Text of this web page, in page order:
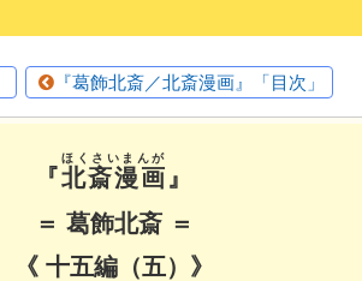
『葛飾北斎／北斎漫画』「目次」
『北斎漫画
ほくさいまんが
』
＝ 葛飾北斎 ＝
《 十五編（五）》